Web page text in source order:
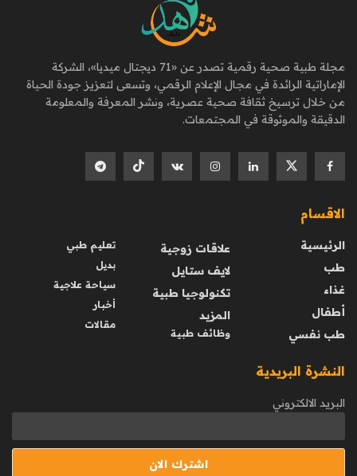
مجلة طبية صحية رقمية تصدر عن «71 ديجتال ميديا»، الشركة
الإماراتية الرائدة في مجال الإعلام الرقمي، وتسعى لتعزيز جودة الحياة
من خلال ترسيخ ثقافة صحية عصرية، ونشر المعرفة والمعلومة
الدقيقة والموثوقة في المجتمعات.
الاقسام
الرئيسية
طب
غذاء
أطفال
طب نفسي
علاقات زوجية
لايف ستايل
تكنولوجيا طبية
المزيد
وظائف طبية
تعليم طبي
بديل
سياحة علاجية
أخبار
مقالات
النشرة البريدية
البريد الالكتروني